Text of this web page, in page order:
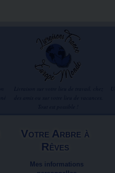
Votre Arbre à
Rêves
Mes informations